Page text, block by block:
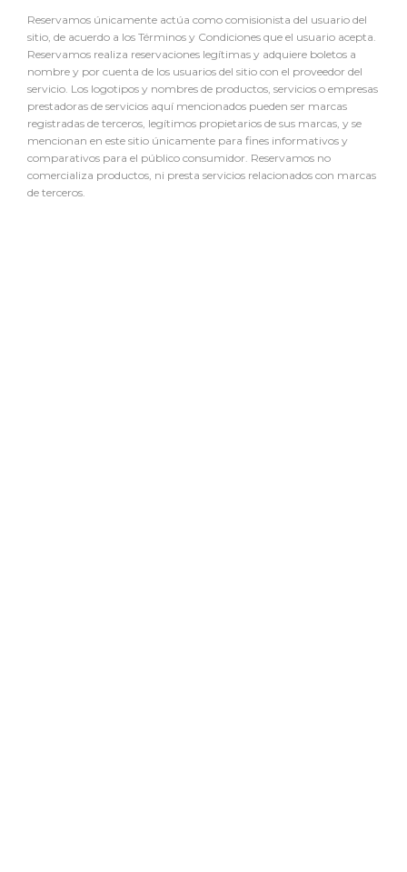
Reservamos únicamente actúa como comisionista del usuario del
sitio, de acuerdo a los Términos y Condiciones que el usuario acepta.
Reservamos realiza reservaciones legítimas y adquiere boletos a
nombre y por cuenta de los usuarios del sitio con el proveedor del
servicio. Los logotipos y nombres de productos, servicios o empresas
prestadoras de servicios aquí mencionados pueden ser marcas
registradas de terceros, legítimos propietarios de sus marcas, y se
mencionan en este sitio únicamente para fines informativos y
comparativos para el público consumidor. Reservamos no
comercializa productos, ni presta servicios relacionados con marcas
de terceros.